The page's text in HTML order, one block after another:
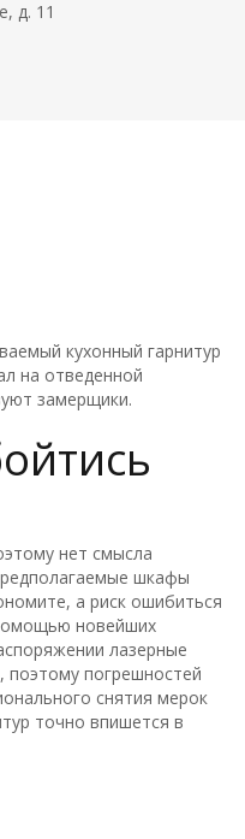
д. 11
кухонный гарнитур
на отведенной
замерщики.
нет смысла
шкафы
а риск ошибиться
новейших
лазерные
поэтому погрешностей
снятия мерок
точно впишется в